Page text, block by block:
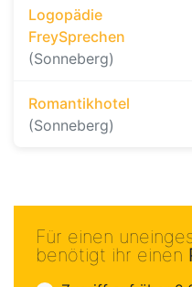
Logopädie
FreySprechen
(Sonneberg)
Romantikhotel
(Sonneberg)
Für einen
benötigt ihr einen